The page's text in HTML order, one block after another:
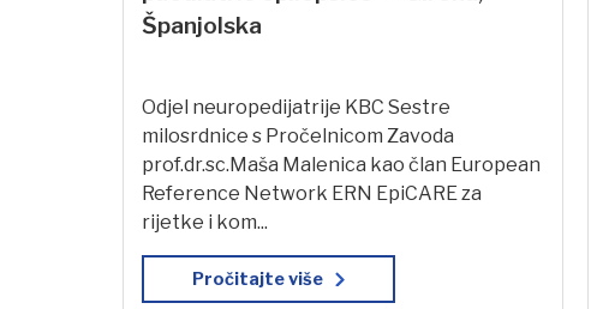
Španjolska
Odjel neuropedijatrije KBC Sestre
milosrdnice s Pročelnicom Zavoda
prof.dr.sc.Maša Malenica kao član European
Reference Network ERN EpiCARE za
rijetke i kom...
Pročitajte više